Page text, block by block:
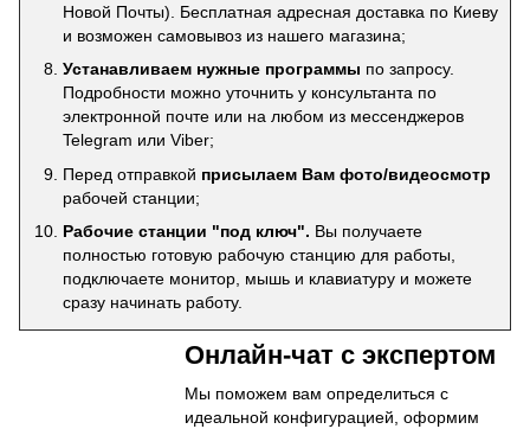
Новой Почты). Бесплатная адресная доставка по Киеву
и возможен самовывоз из нашего магазина;
Устанавливаем нужные программы по запросу.
Подробности можно уточнить у консультанта по
электронной почте или на любом из мессенджеров
Telegram или Viber;
Перед отправкой присылаем Вам фото/видеосмотр
рабочей станции;
Рабочие станции "под ключ". Вы получаете
полностью готовую рабочую станцию для работы,
подключаете монитор, мышь и клавиатуру и можете
сразу начинать работу.
Онлайн-чат с экспертом
Мы поможем вам определиться с
идеальной конфигурацией, оформим